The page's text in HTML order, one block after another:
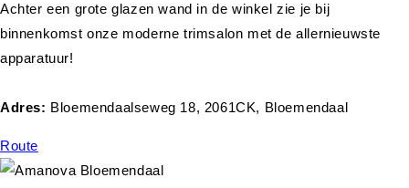
Achter een grote glazen wand in de winkel zie je bij
binnenkomst onze moderne trimsalon met de allernieuwste
apparatuur!
Adres: Bloemendaalseweg 18, 2061CK, Bloemendaal
Route